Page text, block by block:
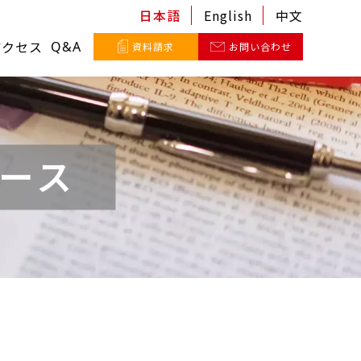
日本語 English
中文
セス Q&A 資料請求 お問い合わせ
ス